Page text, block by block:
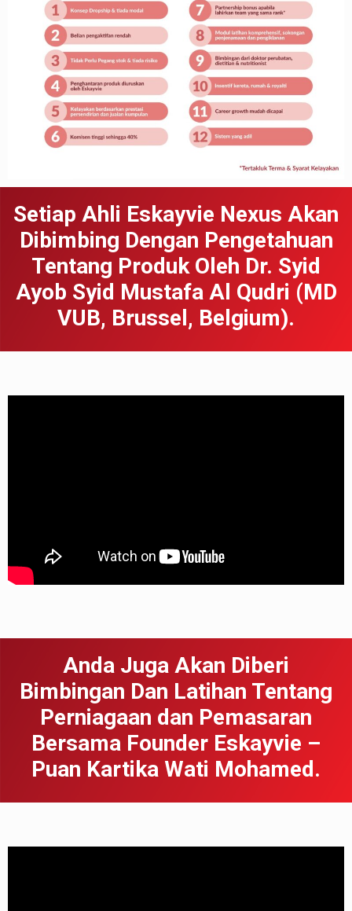
Setiap Ahli Eskayvie Nexus Akan
Dibimbing Dengan Pengetahuan
Tentang Produk Oleh Dr. Syid
Ayob Syid Mustafa Al Qudri (MD
VUB, Brussel, Belgium).
Anda Juga Akan Diberi
Bimbingan Dan Latihan Tentang
Perniagaan dan Pemasaran
Bersama Founder Eskayvie –
Puan Kartika Wati Mohamed.